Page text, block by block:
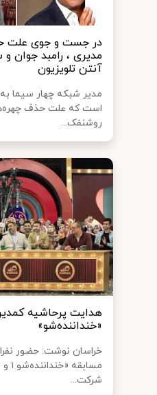
در جست و جوی علت
مدیری ، رامبد
آنتن تلویزیون
مدیر شبکه چهار سیما به
است که علت حذف
روشنفک...
هدایت پرحاشیه
«خنداننده‌شو»
خراسان نوشت: حضور
شرکت‌...